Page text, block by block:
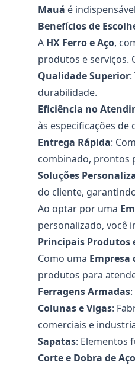
Mauá é
Benefícios de
A HX Ferro e Aço,
produtos e serviços.
Qualidade Superior
durabilidade.
Eficiência no
às especificações de
Entrega Rápida:
combinado, prontos
Soluções
do cliente,
Ao optar por uma
personalizado, você
Principais Produtos
Como uma Empresa
produtos para
Ferragens Armadas
Colunas e Vigas:
comerciais e
Sapatas: Elementos
Corte e Dobra de Aço